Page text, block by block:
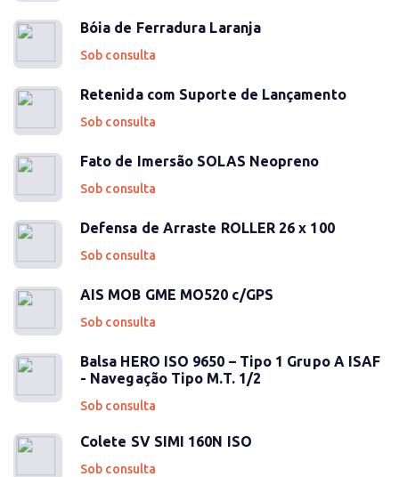
Bóia de Ferradura Laranja
Sob consulta
Retenida com Suporte de Lançamento
Sob consulta
Fato de Imersão SOLAS Neopreno
Sob consulta
Defensa de Arraste ROLLER 26 x 100
Sob consulta
AIS MOB GME MO520 c/GPS
Sob consulta
Balsa HERO ISO 9650 – Tipo 1 Grupo A ISAF
- Navegação Tipo M.T. 1/2
Sob consulta
Colete SV SIMI 160N ISO
Sob consulta